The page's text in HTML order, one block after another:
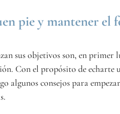
pie y mantener el
sus objetivos son, en primer
Con el propósito de echarte
algunos consejos para